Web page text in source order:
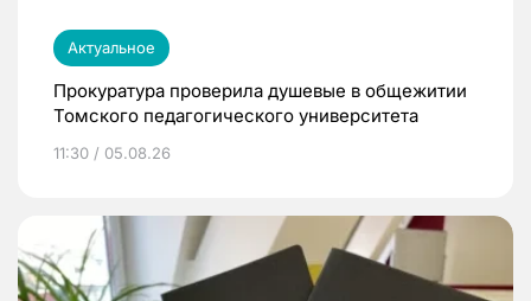
Актуальное
Прокуратура проверила душевые в общежитии
Томского педагогического университета
11:30 / 05.08.26